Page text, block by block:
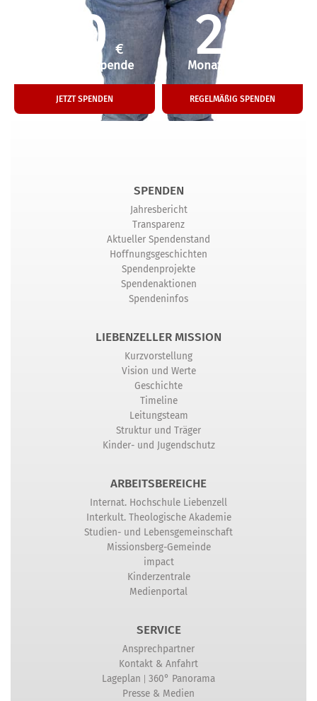
50 €
Einmalige Spende
JETZT SPENDEN
25
Monatliche Hilfe
REGELMÄßIG SPENDEN
SPENDEN
Jahresbericht
Transparenz
Aktueller Spendenstand
Hoffnungsgeschichten
Spendenprojekte
Spendenaktionen
Spendeninfos
LIEBENZELLER MISSION
Kurzvorstellung
Vision und Werte
Geschichte
Timeline
Leitungsteam
Struktur und Träger
Kinder- und Jugendschutz
ARBEITSBEREICHE
Internat. Hochschule Liebenzell
Interkult. Theologische Akademie
Studien- und Lebensgemeinschaft
Missionsberg-Gemeinde
impact
Kinderzentrale
Medienportal
SERVICE
Ansprechpartner
Kontakt & Anfahrt
Lageplan | 360° Panorama
Presse & Medien